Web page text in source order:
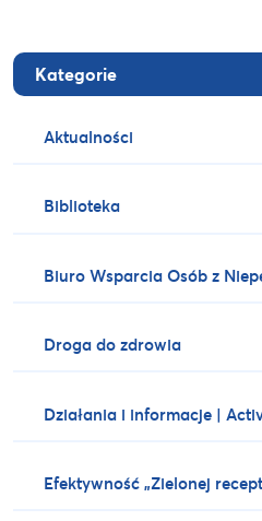
Kategorie
Aktualności
Biblioteka
Biuro Wsparcia Osób z
Droga do zdrowia
Działania i informacje |
Efektywność „Zielonej